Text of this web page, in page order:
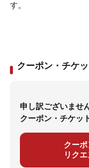
す。
クーポン・チケッ
申し訳ございませ
クーポン・チケッ
クー
リク